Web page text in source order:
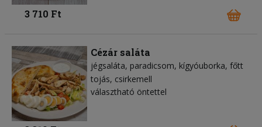
3 710 Ft
Cézár saláta
jégsaláta paradicsom kígyóuborka főtt
tojás csirkemell
választható öntettel